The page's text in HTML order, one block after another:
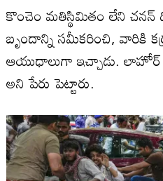
కొంచెం మతిస్థిమితం లేని చనన్
బృందాన్ని సమీకరించి, వారికి
ఆయుధాలుగా ఇచ్చాడు.
అని పేరు పెట్టారు.